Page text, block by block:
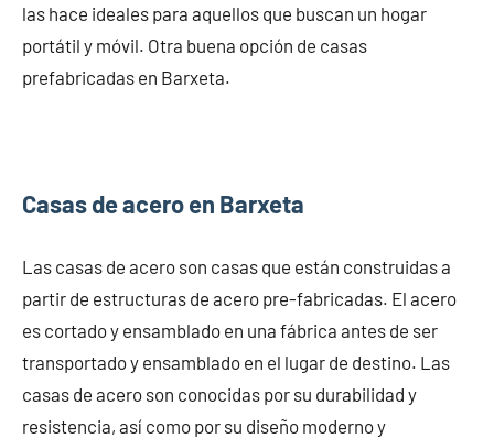
las hace ideales para aquellos que buscan un hogar
portátil y móvil. Otra buena opción de casas
prefabricadas en Barxeta.
Casas de acero en Barxeta
Las casas de acero son casas que están construidas a
partir de estructuras de acero pre-fabricadas. El acero
es cortado y ensamblado en una fábrica antes de ser
transportado y ensamblado en el lugar de destino. Las
casas de acero son conocidas por su durabilidad y
resistencia, así como por su diseño moderno y